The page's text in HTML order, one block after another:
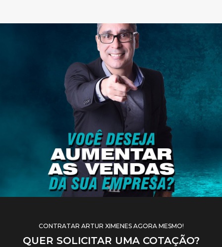
CONTRATAR ARTUR XIMENES AGORA MESMO!
QUER SOLICITAR UMA COTAÇÃO?